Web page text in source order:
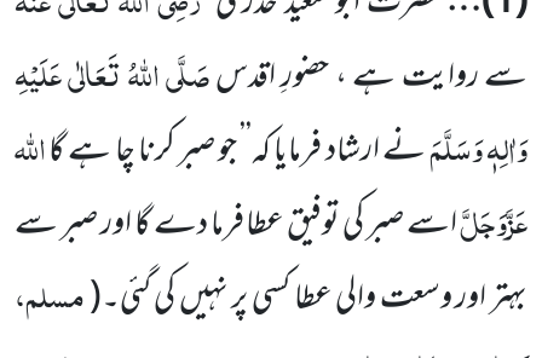
سے روایت ہے ، حضورِ اقدسصَلَّی اللہُ تَعَالٰی عَلَیْہِ
وَاٰلِہٖ وَسَلَّمَنے ارشاد فرمایاکہ’’ جو صبر کرنا چا ہے گااللہ
عَزَّوَجَلَّاسے صبر کی توفیق عطا فرما دے گا اور صبر سے
بہتر اور وسعت والی عطا کسی پر نہیں کی گئی۔(مسلم،